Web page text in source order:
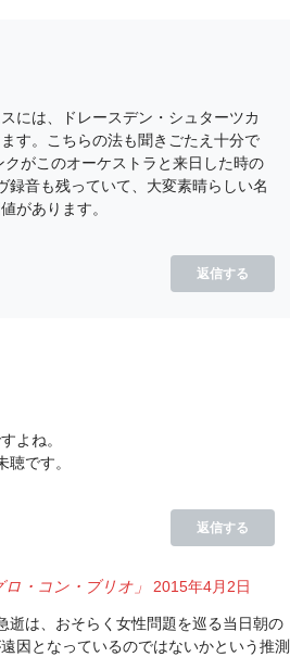
には、ドレースデン・シュターツカ
す。こちらの法も聞きごたえ十分で
がこのオーケストラと来日した時の
録音も残っていて、大変素晴らしい名
があります。
返信する
よね。
です。
返信する
・コン・ブリオ」 2015年4月2日
は、おそらく女性問題を巡る当日朝の
因となっているのではないかという推測